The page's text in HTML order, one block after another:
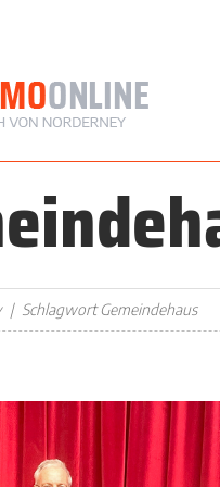
Schlagwort Gemeindehaus